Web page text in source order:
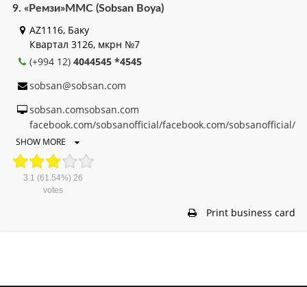
9. «Ремзи»MMC (Sobsan Boya)
AZ1116, Баку
Квартал 3126, мкрн №7
(+994 12) 4044545 *4545
sobsan@sobsan.com
sobsan.comsobsan.com
facebook.com/sobsanofficial/facebook.com/sobsanofficial/
SHOW MORE
3.1 (61.54%) 26
votes
Print business card